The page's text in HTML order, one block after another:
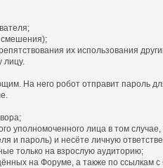
смешения);
их использования
На него робот отправит пароль
лица в том
пароль) и несёте личную
только на взрослую аудиторию;
на Форуме, а также по ссылкам с